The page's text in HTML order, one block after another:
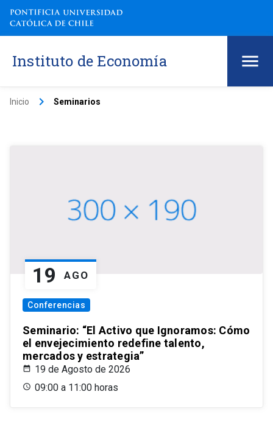
Instituto de Economía
Inicio keyboard_arrow_right Seminarios
19 AGO
Conferencias
Seminario: “El Activo que Ignoramos: Cómo
el envejecimiento redefine talento,
mercados y estrategia”
19 de Agosto de 2026
09:00 a 11:00 horas